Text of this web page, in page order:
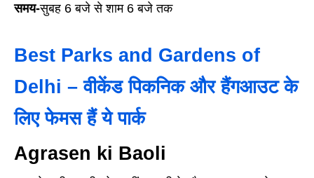
समय-सुबह 6 बजे से शाम 6 बजे तक
Best Parks and Gardens of
Delhi – वीकेंड पिकनिक और हैंगआउट के
लिए फेमस हैं ये पार्क
Agrasen ki Baoli